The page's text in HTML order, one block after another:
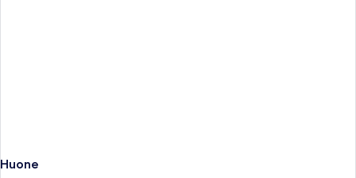
Huone